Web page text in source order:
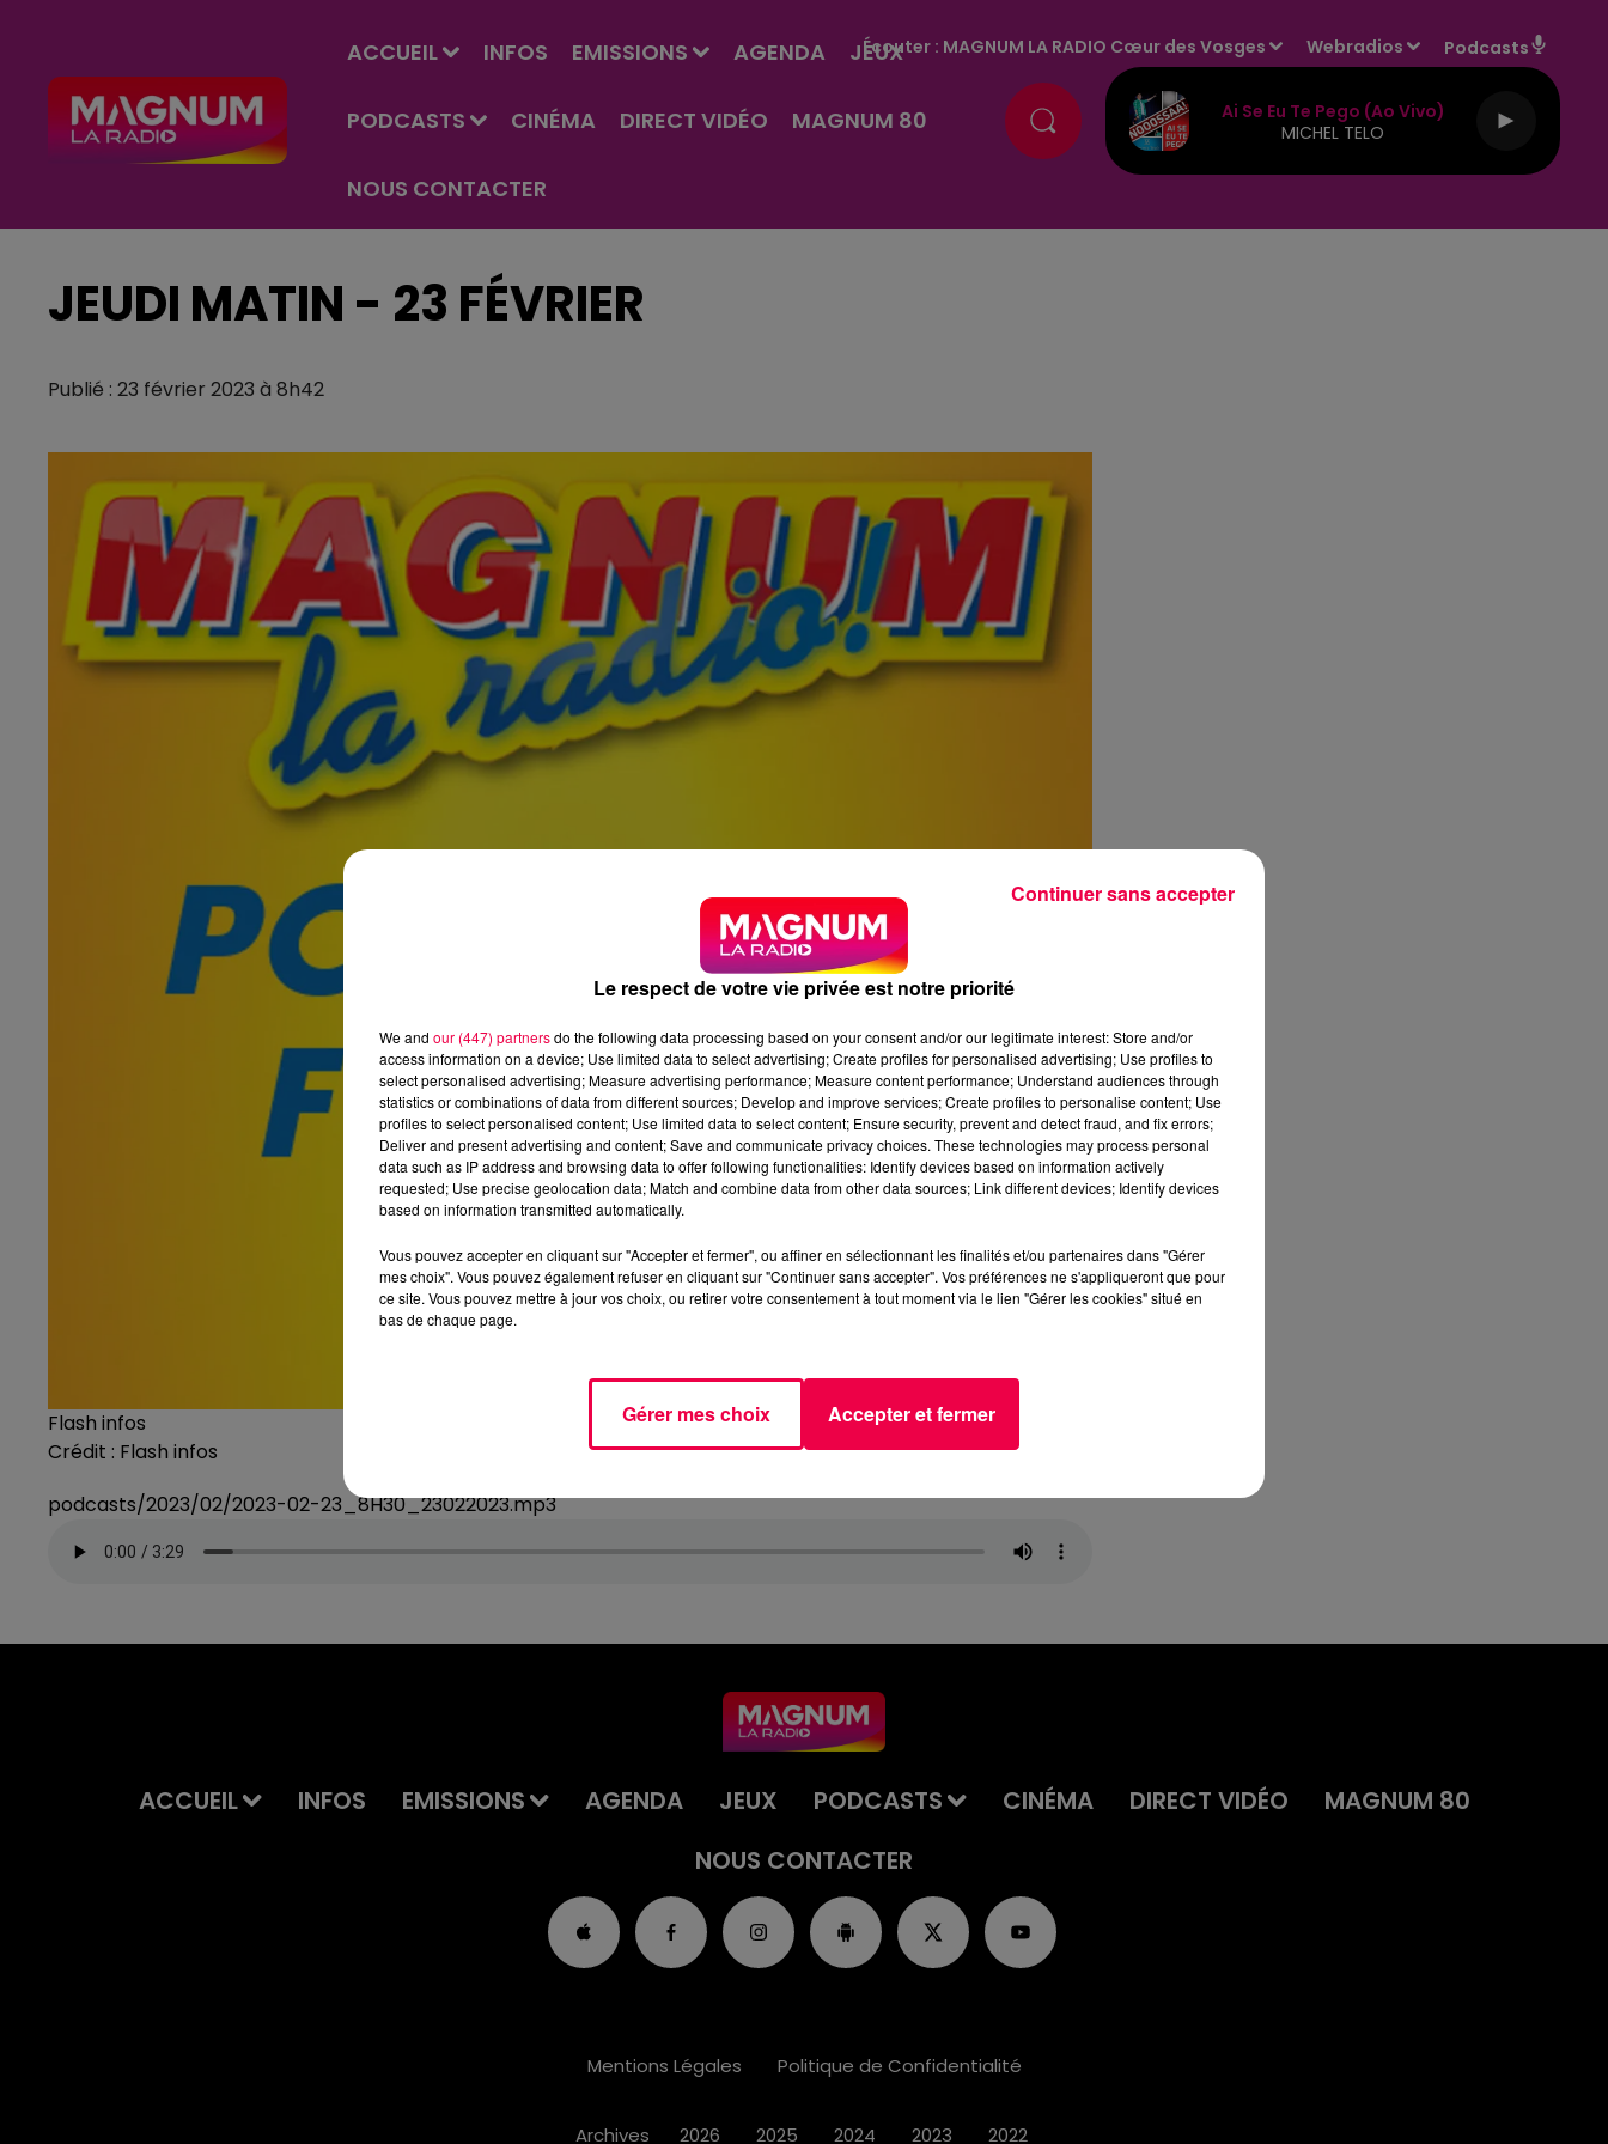
ACCUEIL INFOS EMISSIONS AGENDA JEUX
PODCASTS CINÉMA DIRECT VIDÉO MAGNUM 80
NOUS CONTACTER
Écouter : MAGNUM LA RADIO Cœur des Vosges Webradios Podcasts
Ai Se Eu Te Pego (ao Vivo)
MICHEL TELO
JEUDI MATIN - 23 FÉVRIER
Publié : 23 février 2023 à 8h42
Flash infos
Crédit : Flash infos
podcasts/2023/02/2023-02-23_8H30_23022023.mp3
ACCUEIL INFOS EMISSIONS AGENDA JEUX PODCASTS CINÉMA DIRECT VIDÉO
MAGNUM 80
NOUS CONTACTER
Mentions Légales Politique de Confidentialité
Archives 2026 2025 2024 2023 2022
Le respect de votre vie privée est notre priorité
We and our (447) partnersdo the following data processing based on your consent and/or our legitimate interest: Store and/or
access information on a device; Use limited data to select advertising; Create profiles for personalised advertising; Use profiles to
select personalised advertising; Measure advertising performance; Measure content performance; Understand audiences through
statistics or combinations of data from different sources; Develop and improve services; Create profiles to personalise content; Use
profiles to select personalised content; Use limited data to select content; Ensure security, prevent and detect fraud, and fix errors;
Deliver and present advertising and content; Save and communicate privacy choices. These technologies may process personal
data such as IP address and browsing data to offer following functionalities: Identify devices based on information actively
requested; Use precise geolocation data; Match and combine data from other data sources; Link different devices; Identify devices
based on information transmitted automatically.
Vous pouvez accepter en cliquant sur "Accepter et fermer", ou affiner en sélectionnant les finalités et/ou partenaires dans "Gérer
mes choix". Vous pouvez également refuser en cliquant sur "Continuer sans accepter". Vos préférences ne s'appliqueront que pour
ce site. Vous pouvez mettre à jour vos choix, ou retirer votre consentement à tout moment via le lien "Gérer les cookies" situé en
bas de chaque page.
Gérer mes choix Accepter et fermer
Continuer sans accepter